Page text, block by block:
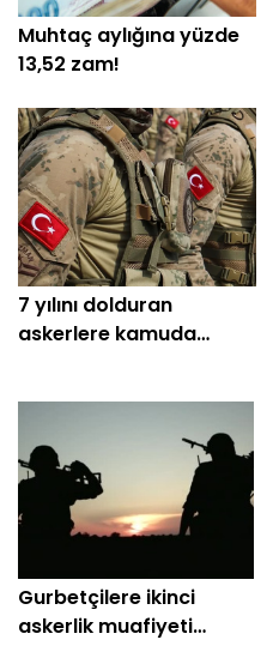
Muhtaç aylığına yüzde
13,52 zam!
7 yılını dolduran
askerlere kamuda
Gurbetçilere ikinci
askerlik muafiyeti